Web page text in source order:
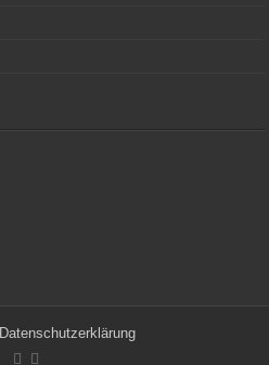
Datenschutzerklärung